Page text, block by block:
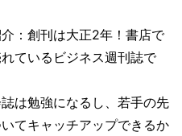
：創刊は大正2年！書店で
ているビジネス週刊誌で
誌は勉強になるし、若手の先
てキャッチアップできるか